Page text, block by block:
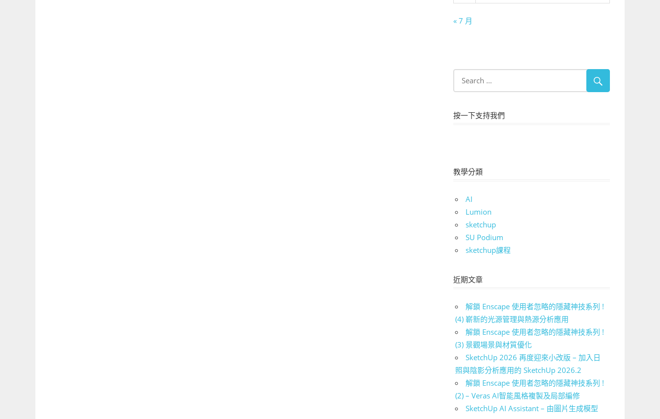
« 7 月
按一下支持我們
教學分類
AI
Lumion
sketchup
SU Podium
sketchup課程
近期文章
解鎖 Enscape 使用者忽略的隱藏神技系列 !
(4) 嶄新的光源管理與熱源分析應用
解鎖 Enscape 使用者忽略的隱藏神技系列 !
(3) 景觀場景與材質優化
SketchUp 2026 再度迎來小改版 – 加入日
照與陰影分析應用的 SketchUp 2026.2
解鎖 Enscape 使用者忽略的隱藏神技系列 !
(2) – Veras AI智能風格複製及局部編修
SketchUp AI Assistant – 由圖片生成模型